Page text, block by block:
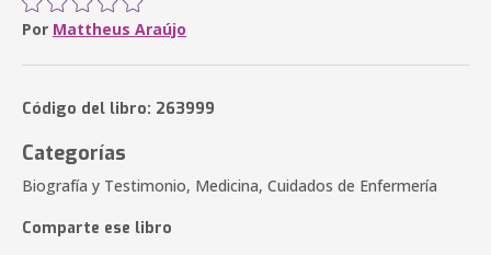
Por Mattheus Araújo
Código del libro: 263999
Categorías
Biografía y Testimonio, Medicina, Cuidados de Enfermería
Comparte ese libro